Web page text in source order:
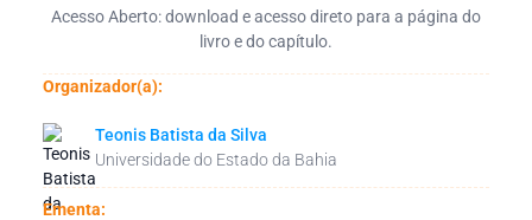
Acesso Aberto: download e acesso direto para a página do
livro e do capítulo.
Organizador(a):
Teonis Batista da Silva
Universidade do Estado da Bahia
Ementa: